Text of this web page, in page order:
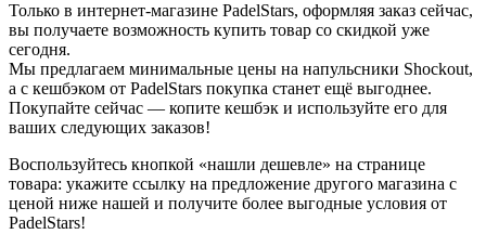
Только в интернет-магазине PadelStars, оформляя заказ сейчас,
вы получаете возможность купить товар со скидкой уже
сегодня.
Мы предлагаем минимальные цены на напульсники Shockout,
а с кешбэком от PadelStars покупка станет ещё выгоднее.
Покупайте сейчас — копите кешбэк и используйте его для
ваших следующих заказов!
Воспользуйтесь кнопкой «нашли дешевле» на странице
товара: укажите ссылку на предложение другого магазина с
ценой ниже нашей и получите более выгодные условия от
PadelStars!